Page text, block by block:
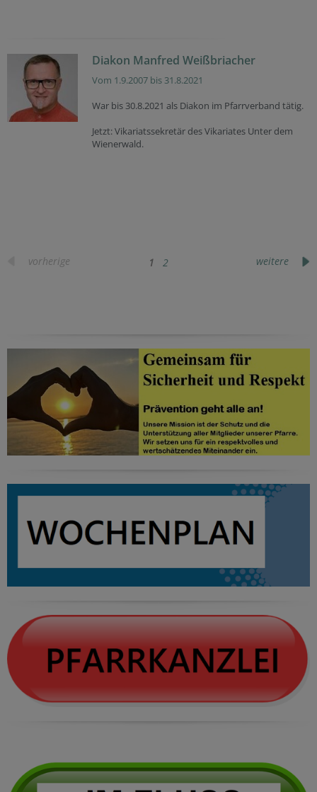
Diakon Manfred Weißbriacher
Vom 1.9.2007 bis 31.8.2021
War bis 30.8.2021 als Diakon im Pfarrverband tätig.
Jetzt: Vikariatssekretär des Vikariates Unter dem
Wienerwald.
vorherige 1 2 weitere